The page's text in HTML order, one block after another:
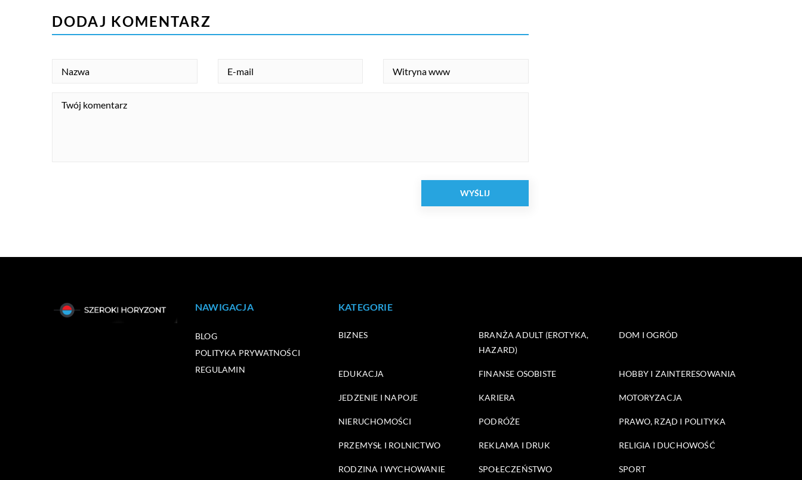
DODAJ KOMENTARZ
NAWIGACJA
BLOG
POLITYKA PRYWATNOŚCI
REGULAMIN
KATEGORIE
BIZNES
BRANŻA ADULT (EROTYKA,
HAZARD)
DOM I OGRÓD
EDUKACJA FINANSE OSOBISTE HOBBY I ZAINTERESOWANIA
JEDZENIE I NAPOJE KARIERA MOTORYZACJA
NIERUCHOMOŚCI PODRÓŻE PRAWO, RZĄD I POLITYKA
PRZEMYSŁ I ROLNICTWO REKLAMA I DRUK RELIGIA I DUCHOWOŚĆ
RODZINA I WYCHOWANIE
SPOŁECZEŃSTWO SPORT